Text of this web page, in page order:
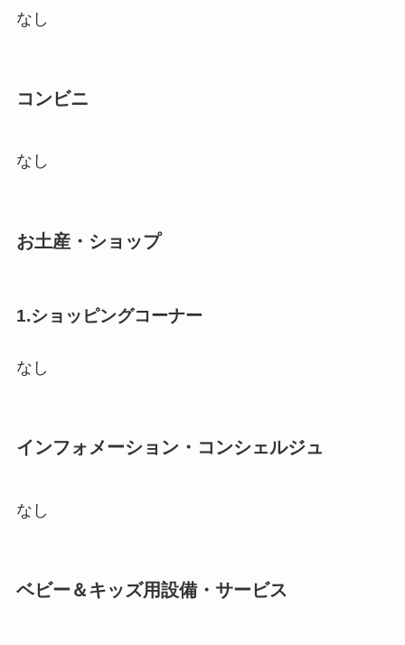
なし
コンビニ
なし
お土産・ショップ
1.ショッピングコーナー
なし
インフォメーション・コンシェルジュ
なし
ベビー＆キッズ用設備・サービス